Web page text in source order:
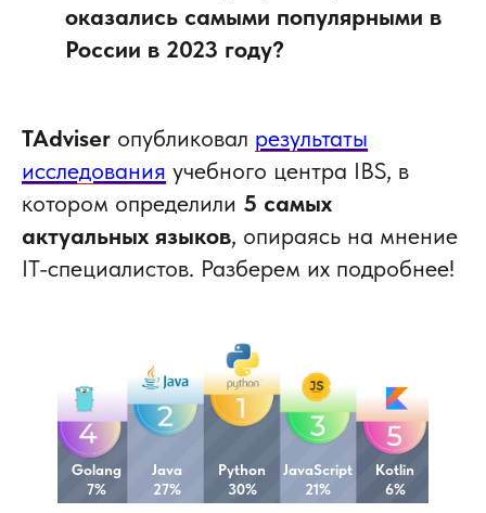
оказались самыми популярными в
России в 2023 году?
TAdviser опубликовал результаты
исследования учебного центра IBS, в
котором определили 5 самых
актуальных языков, опираясь на мнение
IT-специалистов. Разберем их подробнее!
Golang
7%
Java
27%
Python
30%
JavaScript
21%
Kotlin
6%